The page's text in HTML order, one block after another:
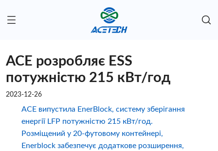
ACE розробляє ESS
потужністю 215 кВт/год
2023-12-26
ACE випустила EnerBlock, систему зберігання
енергії LFP потужністю 215 кВт/год.
Розміщений у 20-футовому контейнері,
Enerblock забезпечує додаткове розширення,